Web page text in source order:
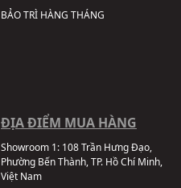
BẢO TRÌ HÀNG THÁNG
ĐỊA ĐIỂM MUA HÀNG
Showroom 1: 108 Trần Hưng Đạo,
Phường Bến Thành, TP. Hồ Chí Minh,
Việt Nam